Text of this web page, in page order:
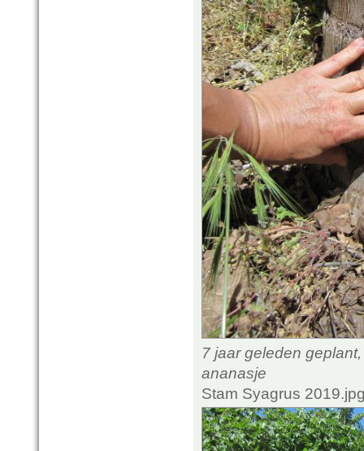
7 jaar geleden
ananasje
Stam Syagrus